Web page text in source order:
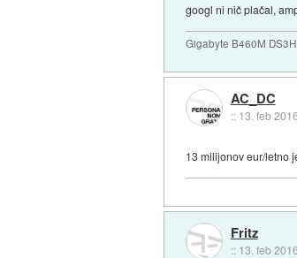
googl ni nič plačal,
Gigabyte B460M
AC_DC
:: 13. feb
13 milijonov eur/letno
Fritz
:: 13. feb